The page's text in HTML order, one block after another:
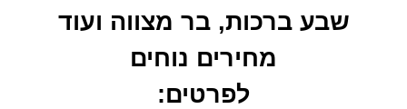
שבע ברכות, בר מצווה ועוד
מחירים נוחים
לפרטים: